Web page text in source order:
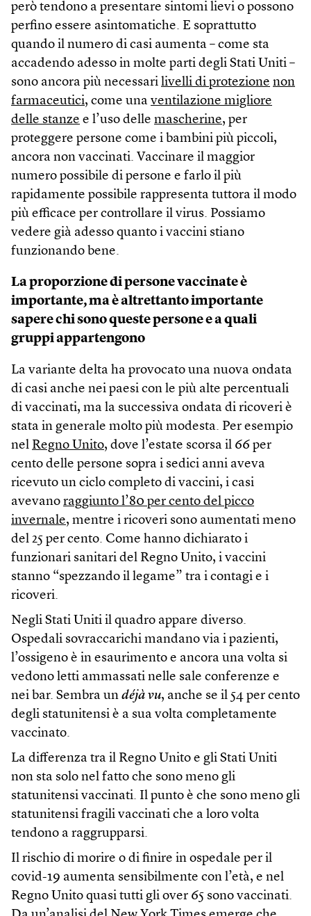
però tendono a presentare sintomi lievi o possono
perfino essere asintomatiche. E soprattutto
quando il numero di casi aumenta – come sta
accadendo adesso in molte parti degli Stati Uniti –
sono ancora più necessari livelli di protezione non
farmaceutici, come una ventilazione migliore
delle stanze e l’uso delle mascherine, per
proteggere persone come i bambini più piccoli,
ancora non vaccinati. Vaccinare il maggior
numero possibile di persone e farlo il più
rapidamente possibile rappresenta tuttora il modo
più efficace per controllare il virus. Possiamo
vedere già adesso quanto i vaccini stiano
funzionando bene.
La proporzione di persone vaccinate è
importante, ma è altrettanto importante
sapere chi sono queste persone e a quali
gruppi appartengono
La variante delta ha provocato una nuova ondata
di casi anche nei paesi con le più alte percentuali
di vaccinati, ma la successiva ondata di ricoveri è
stata in generale molto più modesta. Per esempio
nel Regno Unito, dove l’estate scorsa il 66 per
cento delle persone sopra i sedici anni aveva
ricevuto un ciclo completo di vaccini, i casi
avevano raggiunto l’80 per cento del picco
invernale, mentre i ricoveri sono aumentati meno
del 25 per cento. Come hanno dichiarato i
funzionari sanitari del Regno Unito, i vaccini
stanno “spezzando il legame” tra i contagi e i
ricoveri.
Negli Stati Uniti il quadro appare diverso.
Ospedali sovraccarichi mandano via i pazienti,
l’ossigeno è in esaurimento e ancora una volta si
vedono letti ammassati nelle sale conferenze e
nei bar. Sembra un déjà vu, anche se il 54 per cento
degli statunitensi è a sua volta completamente
vaccinato.
La differenza tra il Regno Unito e gli Stati Uniti
non sta solo nel fatto che sono meno gli
statunitensi vaccinati. Il punto è che sono meno gli
statunitensi fragili vaccinati che a loro volta
tendono a raggrupparsi.
Il rischio di morire o di finire in ospedale per il
covid-19 aumenta sensibilmente con l’età, e nel
Regno Unito quasi tutti gli over 65 sono vaccinati.